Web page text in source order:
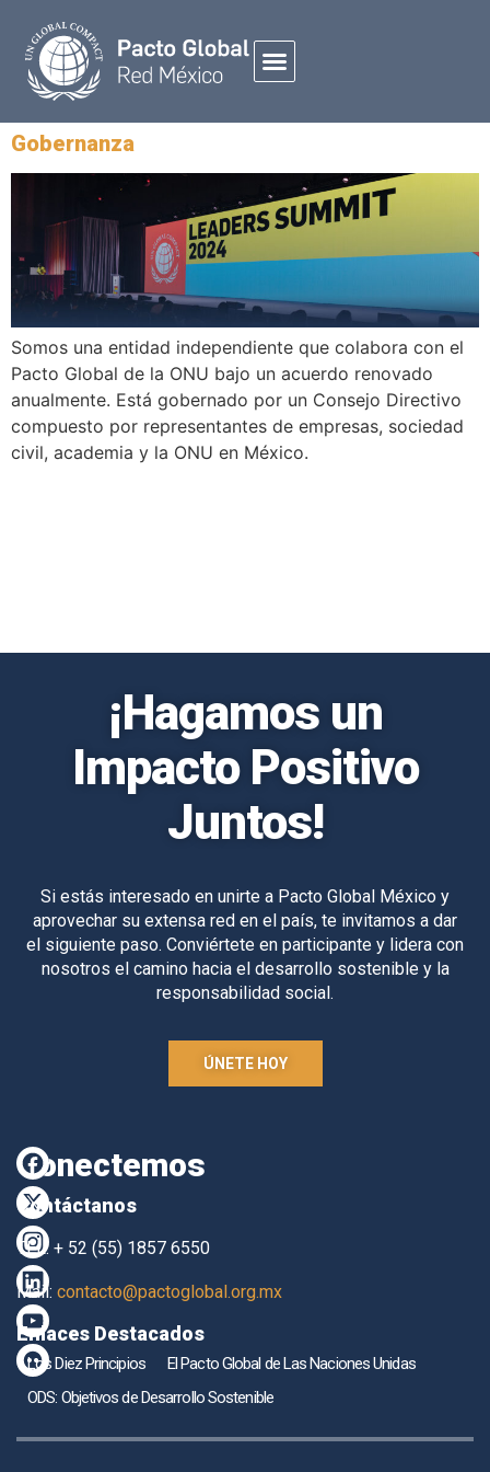
Gobernanza
Somos una entidad independiente que colabora con el
Pacto Global de la ONU bajo un acuerdo renovado
anualmente. Está gobernado por un Consejo Directivo
compuesto por representantes de empresas, sociedad
civil, academia y la ONU en México.
¡Hagamos un
Impacto Positivo
Juntos!
Si estás interesado en unirte a Pacto Global México y
aprovechar su extensa red en el país, te invitamos a dar
el siguiente paso. Conviértete en participante y lidera con
nosotros el camino hacia el desarrollo sostenible y la
responsabilidad social.
ÚNETE HOY
Conectemos
Contáctanos
TEL. + 52 (55) 1857 6550
Mail: contacto@pactoglobal.org.mx
Enlaces Destacados
Los Diez Principios
El Pacto Global de Las Naciones Unidas
ODS: Objetivos de Desarrollo Sostenible